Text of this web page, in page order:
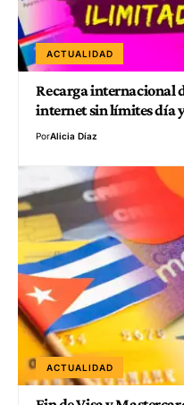
ACTUALIDAD
Recarga internacional
internet sin límites día
PorAlicia Díaz
ACTUALIDAD